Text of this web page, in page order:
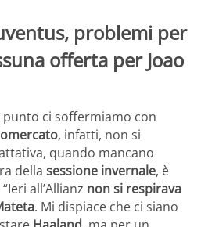
problemi per
offerta per Joao
ci soffermiamo con
, infatti, non si
quando mancano
della sessione invernale, è
all’Allianz non si respirava
. Mi dispiace che ci siano